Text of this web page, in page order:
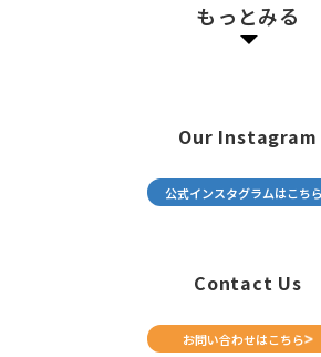
もっとみる
Our Instagram
公式インスタグラムはこちら
Contact Us
お問い合わせはこちら